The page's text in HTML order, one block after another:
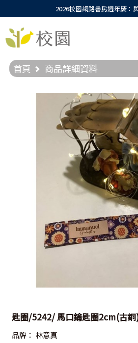
2026校園網路書房週年慶：
首頁 商品詳細資料
匙圈/5242/ 馬口鑰匙圈2cm(古銅
品牌： 林意真